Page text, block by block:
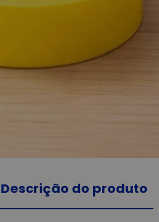
Descrição do produto